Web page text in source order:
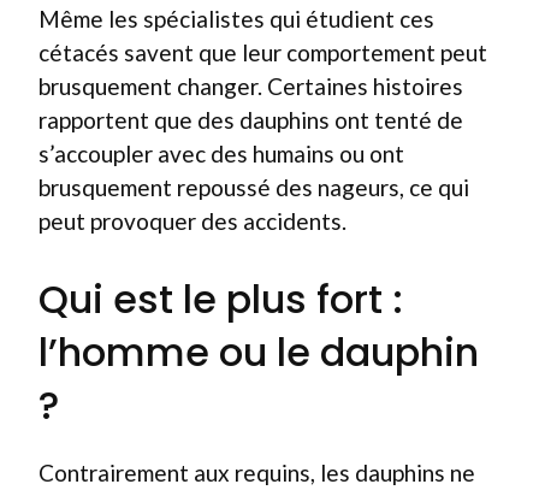
Même les spécialistes qui étudient ces
cétacés savent que leur comportement peut
brusquement changer. Certaines histoires
rapportent que des dauphins ont tenté de
s’accoupler avec des humains ou ont
brusquement repoussé des nageurs, ce qui
peut provoquer des accidents.
Qui est le plus fort :
l’homme ou le dauphin
?
Contrairement aux requins, les dauphins ne